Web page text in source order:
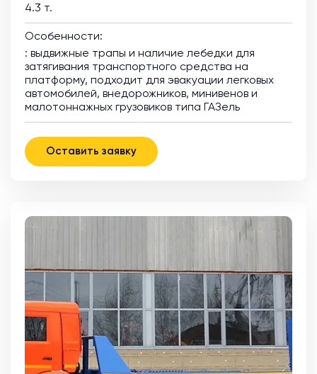
4.3 т.
Особенности:
: выдвижные трапы и наличие лебедки для
затягивания транспортного средства на
платформу, подходит для эвакуации легковых
автомобилей, внедорожников, минивенов и
малотоннажных грузовиков типа ГАЗель
Оставить заявку